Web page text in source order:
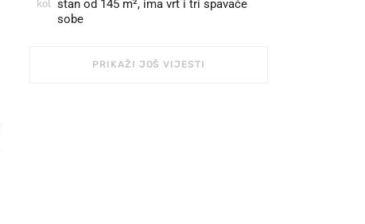
kol stan od 145 m², ima vrt i tri spavaće
sobe
PRIKAŽI JOŠ VIJESTI